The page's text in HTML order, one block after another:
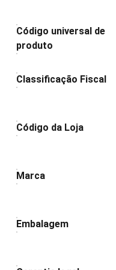
Código universal de
produto
Classificação Fiscal
Código da Loja
Marca
Embalagem